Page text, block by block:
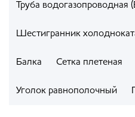
Труба водогазопроводная
Шестигранник
Балка Сетка плетеная
Уголок равнополочный